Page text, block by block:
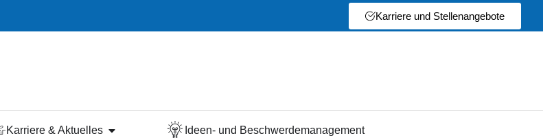
Karriere und Stellenangebote
Karriere & Aktuelles Ideen- und Beschwerdemanagement